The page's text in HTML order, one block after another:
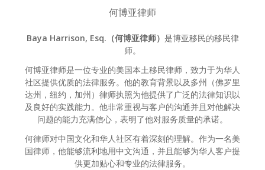
何博亚律师
Baya Harrison, Esq.（何博亚律师） 是博亚移民的移民律
师。
何博亚律师是一位专业的美国本土移民律师，致力于为华人
社区提供优质的法律服务。他的教育背景以及多州（佛罗里
达州，纽约，加州）律师执照为他提供了广泛的法律知识以
及良好的实践能力。他非常重视与客户的沟通并且对他解决
问题的能力充满信心，表明了他对服务质量的承诺。
何律师对中国文化和华人社区有着深刻的理解。作为一名美
国律师，他能够流利地用中文沟通，并且能够为华人客户提
供更加贴心和专业的法律服务。